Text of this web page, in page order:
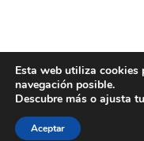
Esta web utiliza cookies
navegación posible.
Descubre más o ajusta
Aceptar